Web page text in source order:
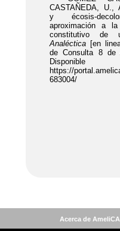
Acerca de AmeliCA